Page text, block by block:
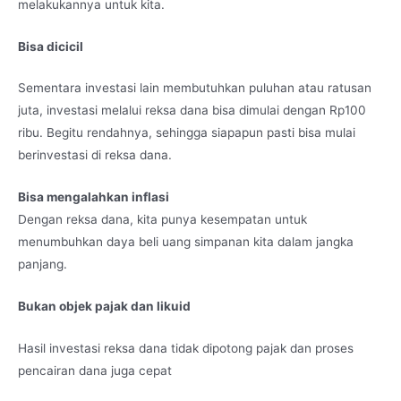
melakukannya untuk kita.
Bisa dicicil
Sementara investasi lain membutuhkan puluhan atau ratusan
juta, investasi melalui reksa dana bisa dimulai dengan Rp100
ribu. Begitu rendahnya, sehingga siapapun pasti bisa mulai
berinvestasi di reksa dana.
Bisa mengalahkan inflasi
Dengan reksa dana, kita punya kesempatan untuk
menumbuhkan daya beli uang simpanan kita dalam jangka
panjang.
Bukan objek pajak dan likuid
Hasil investasi reksa dana tidak dipotong pajak dan proses
pencairan dana juga cepat